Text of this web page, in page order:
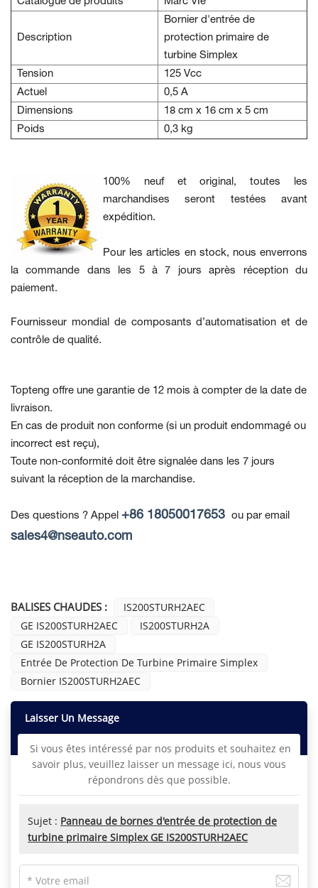
Description
Bornier d'entrée de
protection primaire de
turbine Simplex
Tension
125 Vcc
Actuel
0,5 A
Dimensions
18 cm x 16 cm x 5 cm
Poids
0,3 kg
100% neuf et original, toutes les
marchandises seront testées avant
expédition.
Pour les articles en stock, nous enverrons
la commande dans les 5 à 7 jours après réception du
paiement.
Fournisseur mondial de composants d’automatisation et de
contrôle de qualité.
Topteng offre une garantie de 12 mois à compter de la date de
livraison.
En cas de produit non conforme (si un produit endommagé ou
incorrect est reçu),
Toute non-conformité doit être signalée dans les 7 jours
suivant la réception de la marchandise.
Des questions ? Appel +86 18050017653 ou par email
sales4@nseauto.com
BALISES CHAUDES :
IS200STURH2AEC
GE IS200STURH2AEC
IS200STURH2A
GE IS200STURH2A
Entrée De Protection De Turbine Primaire Simplex
Bornier IS200STURH2AEC
Laisser Un Message
Si vous êtes intéressé par nos produits et souhaitez en
savoir plus, veuillez laisser un message ici, nous vous
répondrons dès que possible.
Sujet : Panneau de bornes d'entrée de protection de
turbine primaire Simplex GE IS200STURH2AEC